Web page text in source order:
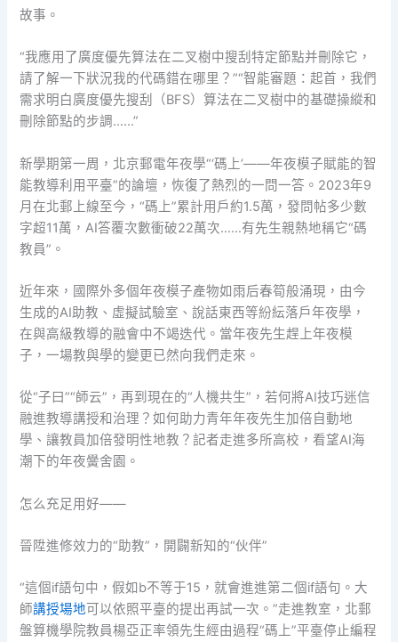
故事。
“我應用了廣度優先算法在二叉樹中搜刮特定節點并刪除它，
請了解一下狀況我的代碼錯在哪里？”“智能審題：起首，我們
需求明白廣度優先搜刮（BFS）算法在二叉樹中的基礎操縱和
刪除節點的步調……”
新學期第一周，北京郵電年夜學“‘碼上’——年夜模子賦能的智
能教導利用平臺”的論壇，恢復了熱烈的一問一答。2023年9
月在北郵上線至今，“碼上”累計用戶約1.5萬，發問帖多少數
字超11萬，AI答覆次數衝破22萬次……有先生親熱地稱它“碼
教員”。
近年來，國際外多個年夜模子產物如雨后春筍般涌現，由今
生成的AI助教、虛擬試驗室、說話東西等紛紜落戶年夜學，
在與高級教導的融會中不竭迭代。當年夜先生趕上年夜模
子，一場教與學的變更已然向我們走來。
從“子曰”“師云”，再到現在的“人機共生”，若何將AI技巧迷信
融進教導講授和治理？如何助力青年年夜先生加倍自動地
學、讓教員加倍發明性地教？記者走進多所高校，看望AI海
潮下的年夜黌舍園。
怎么充足用好——
晉陞進修效力的“助教”，開闢新知的“伙伴”
“這個if語句中，假如b不等于15，就會進進第二個if語句。大
師講授場地可以依照平臺的提出再試一次。”走進教室，北郵
盤算機學院教員楊亞正率領先生經由過程“碼上”平臺停止編程